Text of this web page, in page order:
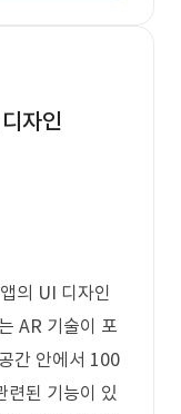
자인
의 UI 디자인
AR 기술이 포
간 안에서 100
련된 기능이 있